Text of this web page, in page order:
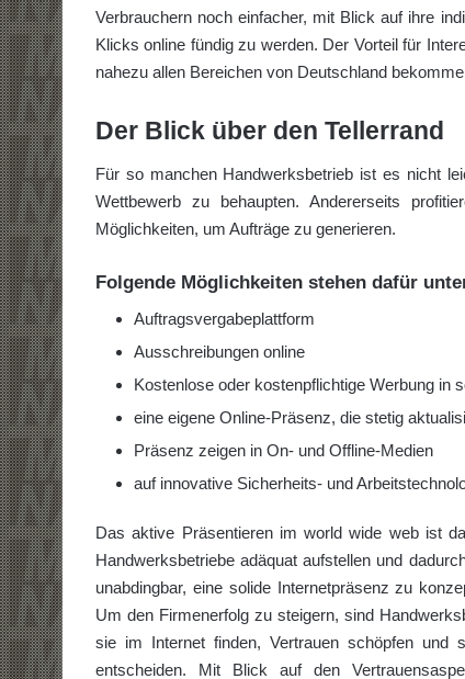
Verbrauchern noch einfacher, mit Blick auf ihre
Klicks online fündig zu werden. Der Vorteil für
nahezu allen Bereichen von Deutschland
Der Blick über den Tellerrand
Für so manchen Handwerksbetrieb ist es nicht
Wettbewerb zu behaupten. Andererseits
Möglichkeiten, um Aufträge zu generieren.
Folgende Möglichkeiten stehen dafür
Auftragsvergabeplattform
Ausschreibungen online
Kostenlose oder kostenpflichtige Werbung in
eine eigene Online-Präsenz, die stetig
Präsenz zeigen in On- und Offline-Medien
auf innovative Sicherheits- und
Das aktive Präsentieren im world wide web ist
Handwerksbetriebe adäquat aufstellen und
unabdingbar, eine solide Internetpräsenz zu
Um den Firmenerfolg zu steigern, sind
sie im Internet finden, Vertrauen schöpfen und
entscheiden. Mit Blick auf den